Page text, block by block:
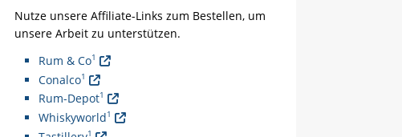
Nutze unsere Affiliate-Links zum Bestellen, um
unsere Arbeit zu unterstützen.
Rum & Co1
Conalco1
Rum-Depot1
Whiskyworld1
1